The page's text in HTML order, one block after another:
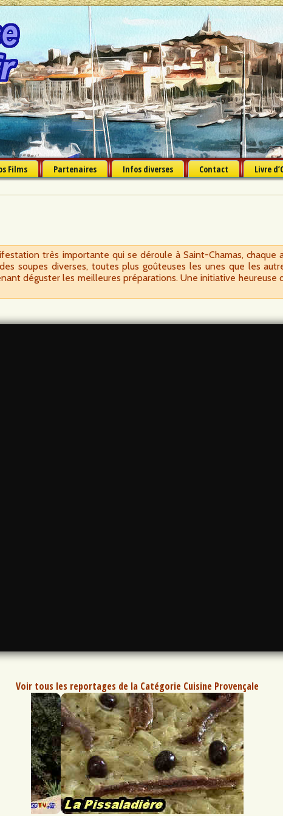
Films Partenaires Infos diverses Contact Livre
très importante qui se déroule à Saint-Chamas, chaque
soupes diverses, toutes plus goûteuses les unes que les
déguster les meilleures préparations. Une initiative heureuse
Voir tous les reportages de la Catégorie Cuisine Provençale